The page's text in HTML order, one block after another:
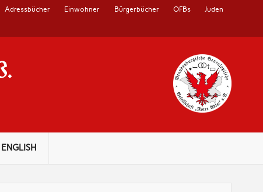
Adressbücher Einwohner Bürgerbücher OFBs Juden
ENGLISH